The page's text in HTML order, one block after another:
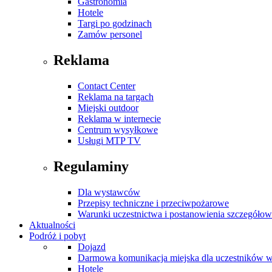
Hotele
Targi po godzinach
Zamów personel
Reklama
Contact Center
Reklama na targach
Miejski outdoor
Reklama w internecie
Centrum wysyłkowe
Usługi MTP TV
Regulaminy
Dla wystawców
Przepisy techniczne i przeciwpożarowe
Warunki uczestnictwa i postanowienia
Aktualności
Podróż i pobyt
Dojazd
Darmowa komunikacja miejska dla uczestników
Hotele